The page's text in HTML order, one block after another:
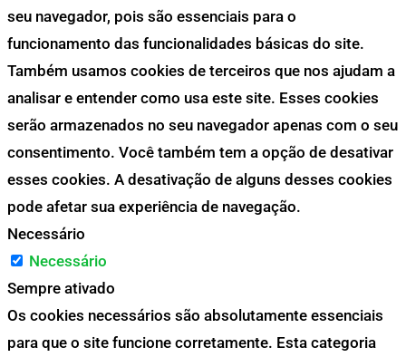
seu navegador, pois são essenciais para o
funcionamento das funcionalidades básicas do site.
Também usamos cookies de terceiros que nos ajudam a
analisar e entender como usa este site. Esses cookies
serão armazenados no seu navegador apenas com o seu
consentimento. Você também tem a opção de desativar
esses cookies. A desativação de alguns desses cookies
pode afetar sua experiência de navegação.
Necessário
Necessário
Sempre ativado
Os cookies necessários são absolutamente essenciais
para que o site funcione corretamente. Esta categoria